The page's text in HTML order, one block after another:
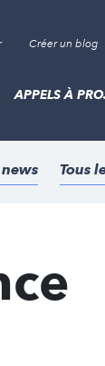
Créer un blog
APPELS À
Tous